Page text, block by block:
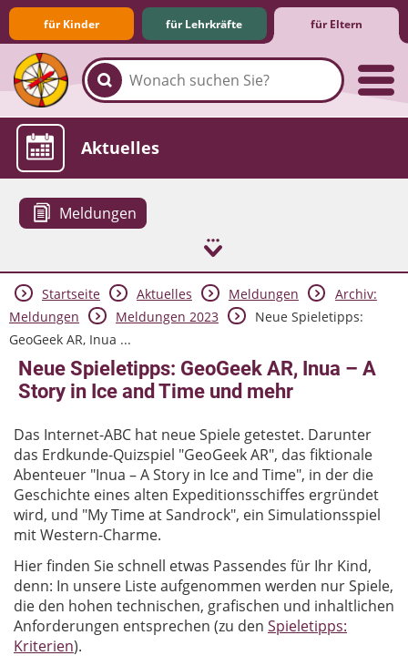
für Kinder für Lehrkräfte für Eltern
Familie & Medien
Spieletipps & Lernsoftware
Die Jüngsten im Netz
Lexikon
Aktuelles
Meldungen
Startseite Aktuelles Meldungen
Archiv:
Meldungen
Meldungen 2023
Neue Spieletipps:
GeoGeek AR, Inua ...
Neue Spieletipps: GeoGeek AR, Inua – A
Story in Ice and Time und mehr
Das Internet-ABC hat neue Spiele getestet. Darunter
das Erdkunde-Quizspiel "GeoGeek AR", das fiktionale
Abenteuer "Inua – A Story in Ice and Time", in der die
Geschichte eines alten Expeditionsschiffes ergründet
wird, und "My Time at Sandrock", ein Simulationsspiel
mit Western-Charme.
Hier finden Sie schnell etwas Passendes für Ihr Kind,
denn: In unsere Liste aufgenommen werden nur Spiele,
die den hohen technischen, grafischen und inhaltlichen
Anforderungen entsprechen (zu den Spieletipps:
Kriterien).